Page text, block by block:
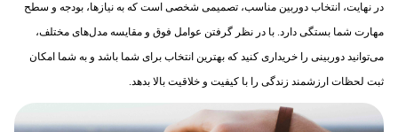
در نهایت، انتخاب دوربین مناسب، تصمیمی شخصی است که به نیازها، بودجه و سطح
مهارت شما بستگی دارد. با در نظر گرفتن عوامل فوق و مقایسه مدل‌های مختلف،
می‌توانید دوربینی را خریداری کنید که بهترین انتخاب برای شما باشد و به شما امکان
ثبت لحظات ارزشمند زندگی را با کیفیت و خلاقیت بالا بدهد.